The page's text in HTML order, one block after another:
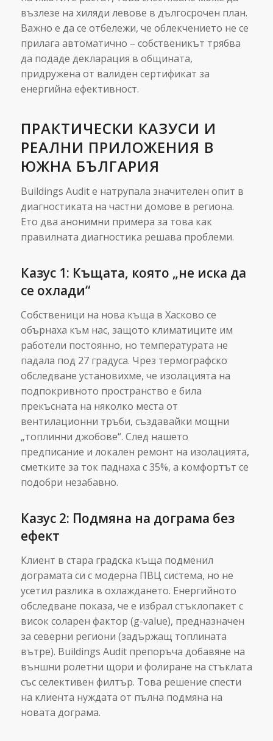
възлезе на хиляди левове в дългосрочен план.
Важно е да се отбележи, че облекчението не се
прилага автоматично – собственикът трябва
да подаде декларация в общината,
придружена от валиден сертификат за
енергийна ефективност.
ПРАКТИЧЕСКИ КАЗУСИ И
РЕАЛНИ ПРИЛОЖЕНИЯ В
ЮЖНА БЪЛГАРИЯ
Buildings Audit е натрупала значителен опит в
диагностиката на частни домове в региона.
Ето два анонимни примера за това как
правилната диагностика решава проблеми.
Казус 1: Къщата, която „не иска да
се охлади“
Собственици на нова къща в Хасково се
обърнаха към нас, защото климатиците им
работели постоянно, но температурата не
падала под 27 градуса. Чрез термографско
обследване установихме, че изолацията на
подпокривното пространство е била
прекъсната на няколко места от
вентилационни тръби, създавайки мощни
„топлинни джобове“. След нашето
предписание и локален ремонт на изолацията,
сметките за ток паднаха с 35%, а комфортът се
подобри незабавно.
Казус 2: Подмяна на дограма без
ефект
Клиент в стара градска къща подменил
дограмата си с модерна ПВЦ система, но не
усетил разлика в охлаждането. Енергийното
обследване показа, че е избрал стъклопакет с
висок соларен фактор (g-value), предназначен
за северни региони (задържащ топлината
вътре). Buildings Audit препоръча добавяне на
външни ролетни щори и фолиране на стъклата
със селективен филтър. Това решение спести
на клиента нуждата от пълна подмяна на
новата дограма.